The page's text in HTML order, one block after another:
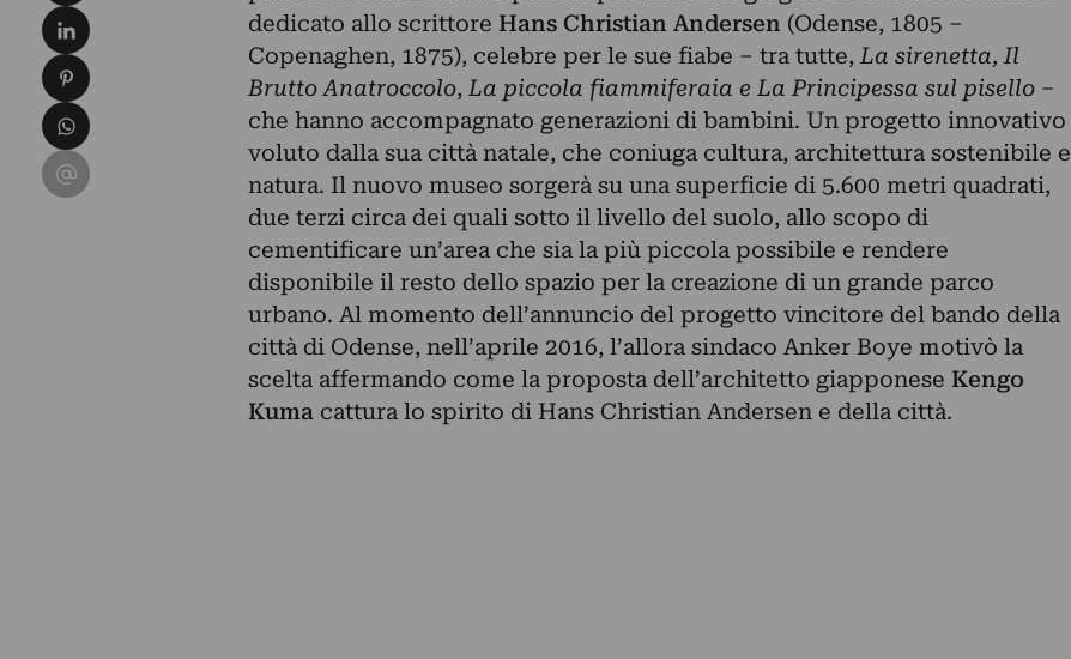
dedicato allo scrittore Hans Christian Andersen (Odense, 1805 –
Copenaghen, 1875), celebre per le sue fiabe – tra tutte, La sirenetta, Il
Brutto Anatroccolo, La piccola fiammiferaia e La Principessa sul pisello–
che hanno accompagnato generazioni di bambini. Un progetto innovativo
voluto dalla sua città natale, che coniuga cultura, architettura sostenibile e
natura. Il nuovo museo sorgerà su una superficie di 5.600 metri quadrati,
due terzi circa dei quali sotto il livello del suolo, allo scopo di
cementificare un’area che sia la più piccola possibile e rendere
disponibile il resto dello spazio per la creazione di un grande parco
urbano. Al momento dell’annuncio del progetto vincitore del bando della
città di Odense, nell’aprile 2016, l’allora sindaco Anker Boye motivò la
scelta affermando come la proposta dell’architetto giapponese Kengo
Kumacattura lo spirito di Hans Christian Andersen e della città.
Condividi su LinkedIn
Condividi su Pinterest
Condividi su WhatsApp
Condividi su Email